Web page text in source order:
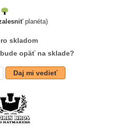
planéta)
skladom
opäť na sklade?
Daj mi vedieť